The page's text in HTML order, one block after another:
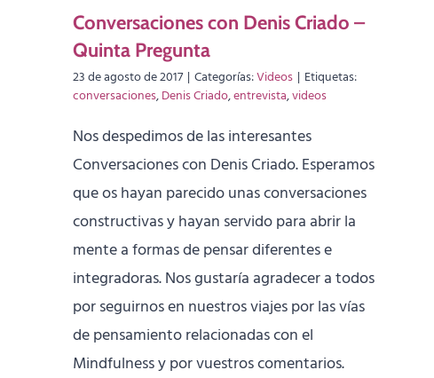
Conversaciones con Denis Criado –
Quinta Pregunta
23 de agosto de 2017 | Categorías:Videos | Etiquetas:
conversaciones,Denis Criado,entrevista,videos
Nos despedimos de las interesantes
Conversaciones con Denis Criado. Esperamos
que os hayan parecido unas conversaciones
constructivas y hayan servido para abrir la
mente a formas de pensar diferentes e
integradoras. Nos gustaría agradecer a todos
por seguirnos en nuestros viajes por las vías
de pensamiento relacionadas con el
Mindfulness y por vuestros comentarios.